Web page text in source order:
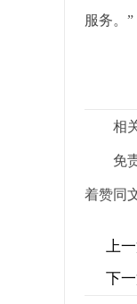
服务。”
相
免
着赞同
上一
下一